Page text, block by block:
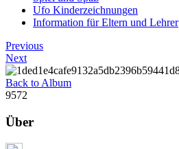
Ufo Kinderzeichnungen
Information für Eltern und Lehrer
Previous
Next
Back to Album
9572
Über